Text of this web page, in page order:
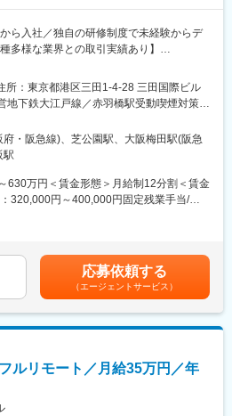
る業務
促進
題への対応など
例＞
case/
タント）
当社の地域活性化の理念に共感し、この
できると感じて入社を決意。」
当社のビジョンやスタートアップならで
時に入社を決意。現在は中堅・中小企業
会の課題解決に貢献することに意義を感
携が不可欠と感じた。当社が地域創生の
であると考え、業界未経験ながらもその
転職を決意。」
ら入社／独自の研修制度で未経験からデ
多様な業界との取引実績あり】
業務課題を解決する当社にて、データア
す。
るデータを分析し、業務課題解決・経営
ェクトへ参画頂きます。
ト職として「知りたいことが分かる分
料となる分析」「仮説が正しいか検証で
日本様プロジェクト、一例）
野への適用拡大
圏在来線の収益向上に関する共同プロジ
所：東京都港区三田1-4-28 三田国際ビル
地下鉄大江戸線／赤羽橋駅受動喫煙対策：
細2＞大阪オフィス住所：大阪府大阪市北
グリーン大阪 北館 JAM BASE 4階
務地最寄駅：JR線／大阪駅受動喫煙対
・阪急線)、芝公園駅、大阪梅田駅(阪急
駅
630万円＜賃金形態＞月給制12分割＜賃金
320,000円～400,000円固定残業手当/
・スキルに応じて決定いたします。リア
という評価制度があり、毎月、昇給の機
入社2ヶ月で給与が上がった方もいます。
金額であり、選考を通じて上下する可能
)は固定手当を含めた表記です。
応募依頼する
（エージェントサービス）
ルリモート／月給35万円／年